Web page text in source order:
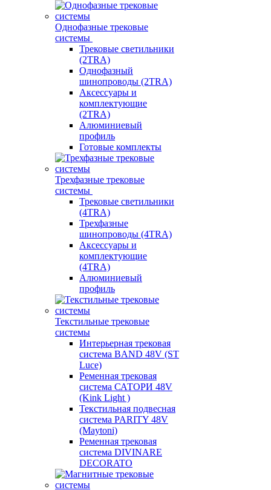
Однофазные трековые
системы
Трековые светильники
(2TRA)
Однофазный
шинопроводы (2TRA)
Аксессуары и
комплектующие
(2TRA)
Алюминиевый
профиль
Готовые комплекты
Трехфазные трековые
системы
Трековые светильники
(4TRA)
Трехфазные
шинопроводы (4TRA)
Аксессуары и
комплектующие
(4TRA)
Алюминиевый
профиль
Текстильные трековые
системы
Интерьерная трековая
система BAND 48V (ST
Luce)
Ременная трековая
система САТОРИ 48V
(Kink Light )
Текстильная подвесная
система PARITY 48V
(Maytoni)
Ременная трековая
система DIVINARE
DECORATO